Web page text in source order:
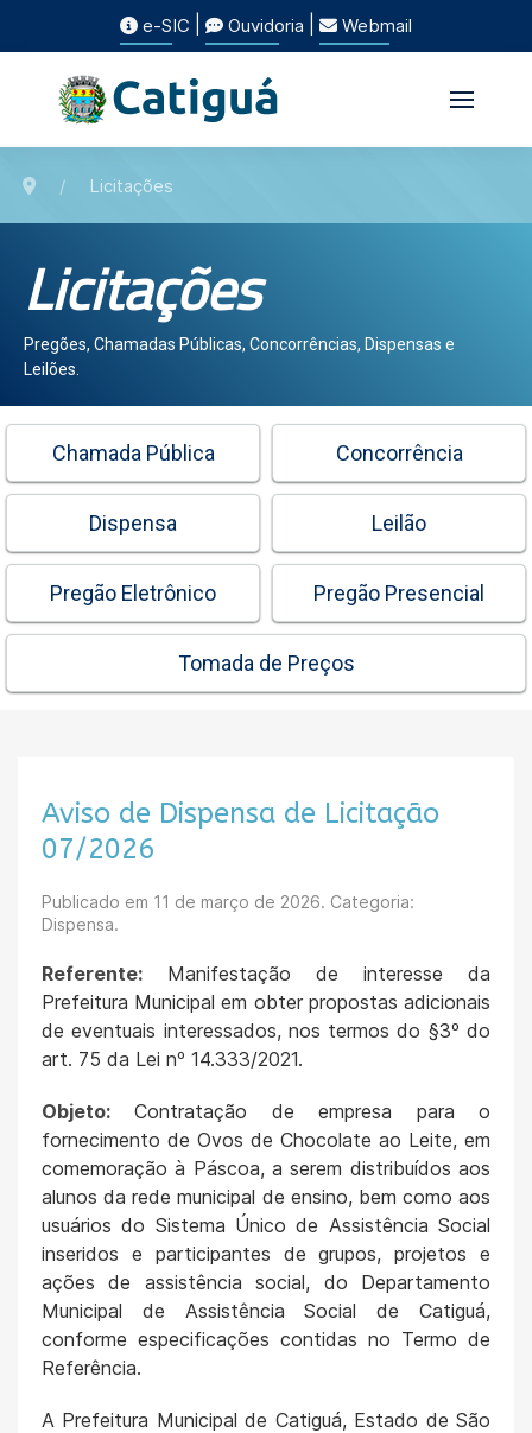
e-SIC Ouvidoria Webmail
Licitações
Licitações
Pregões, Chamadas Públicas, Concorrências, Dispensas e
Leilões.
Chamada Pública Concorrência
Dispensa Leilão
Pregão Eletrônico Pregão Presencial
Tomada de Preços
Aviso de Dispensa de Licitação
07/2026
Publicado em 11 de março de 2026. Categoria:
Dispensa.
Referente: Manifestação de interesse da
Prefeitura Municipal em obter propostas adicionais
de eventuais interessados, nos termos do §3º do
art. 75 da Lei nº 14.333/2021.
Objeto: Contratação de empresa para o
fornecimento de Ovos de Chocolate ao Leite, em
comemoração à Páscoa, a serem distribuídos aos
alunos da rede municipal de ensino, bem como aos
usuários do Sistema Único de Assistência Social
inseridos e participantes de grupos, projetos e
ações de assistência social, do Departamento
Municipal de Assistência Social de Catiguá,
conforme especificações contidas no Termo de
Referência.
A Prefeitura Municipal de Catiguá, Estado de São